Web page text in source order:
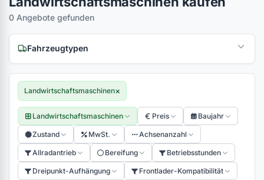
0 Angebote gefunden
Fahrzeugtypen
(0)
(0)
(0)
Landwirtschaftsmaschinen×
Landwirtschaftsmaschinen Preis Baujahr
Zustand MwSt. Achsenanzahl
Allradantrieb Bereifung Betriebsstunden
Dreipunkt-Aufhängung Frontlader-Kompatibilität